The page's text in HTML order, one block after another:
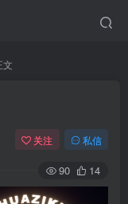
文
关注 私信
90 14